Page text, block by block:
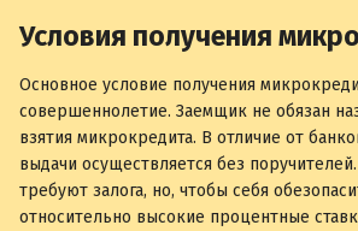
Условия получения
Основное условие получения
совершеннолетие. Заемщик не обязан
взятия микрокредита. В отличие от
выдачи осуществляется без
требуют залога, но, чтобы себя
относительно высокие процентные